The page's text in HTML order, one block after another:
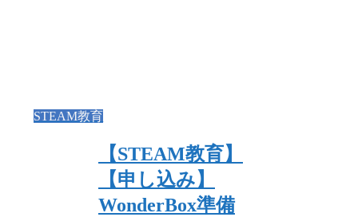
STEAM教育
【STEAM教育】
【申し込み】
WonderBox準備